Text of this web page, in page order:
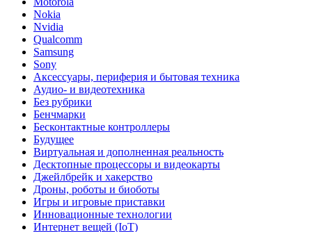
Nokia
Nvidia
Qualcomm
Samsung
Sony
Аксессуары, периферия и бытовая техника
Аудио- и видеотехника
Без рубрики
Бенчмарки
Бесконтактные контроллеры
Будущее
Виртуальная и дополненная реальность
Десктопные процессоры и видеокарты
Джейлбрейк и хакерство
Дроны, роботы и биоботы
Игры и игровые приставки
Инновационные технологии
Интернет вещей (IoT)